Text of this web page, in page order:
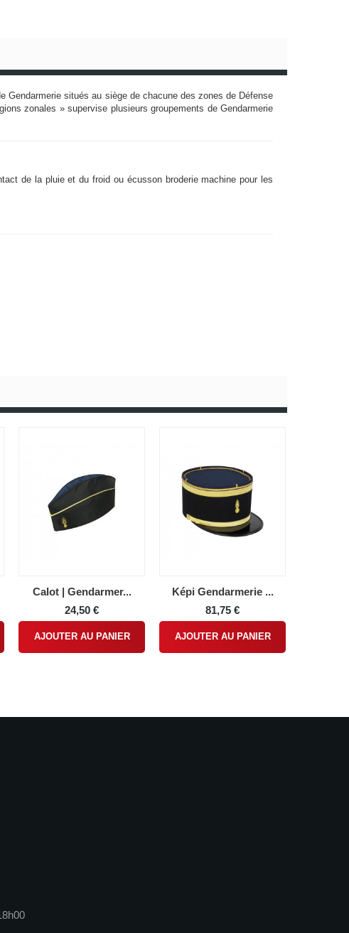
Gendarmerie situés au siège de chacune des zones de Défense
zonales » supervise plusieurs groupements de Gendarmerie
de la pluie et du froid ou écusson broderie machine pour les
Calot | Gendarmer...
24,50 €
AJOUTER AU PANIER
Képi Gendarmerie ...
81,75 €
AJOUTER AU PANIER